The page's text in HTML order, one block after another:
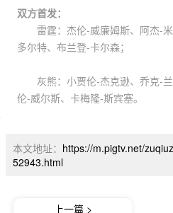
双方首发：
雷霆：杰伦-威廉姆斯、阿杰-米
多尔特、布兰登-卡尔森；
灰熊：小贾伦-杰克逊、乔克-兰
伦-威尔斯、卡梅隆-斯宾塞。
本文地址： https://m.pigtv.net/
52943.html
上一篇 >